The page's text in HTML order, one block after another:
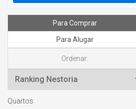
Para Comprar
Para Alugar
Ordenar:
Quartos